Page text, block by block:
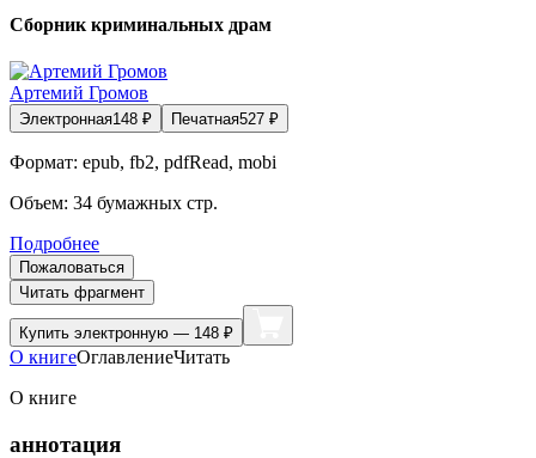
Сборник криминальных драм
Артемий Громов
Электронная148 ₽ Печатная527 ₽
Формат: epub, fb2, pdfRead, mobi
Объем: 34 бумажных стр.
Подробнее
Пожаловаться
Читать фрагмент
Купить электронную — 148 ₽
О книгеОглавлениеЧитать
О книге
аннотация